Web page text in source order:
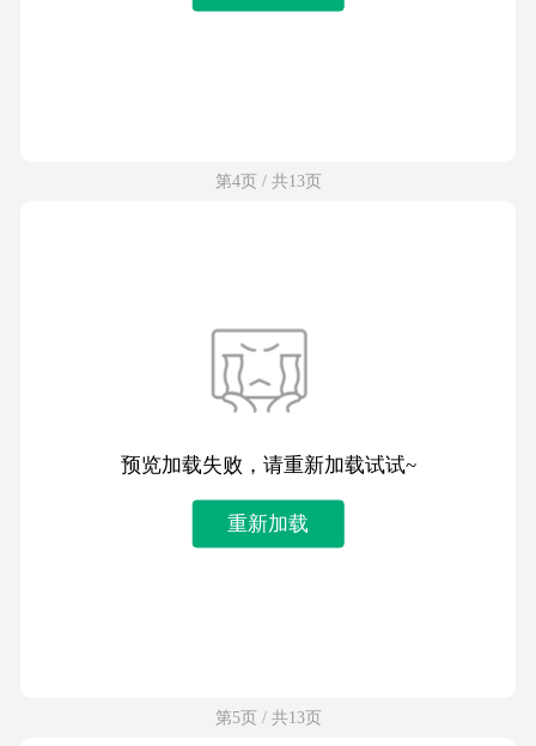
第4页 / 共13页
预览加载失败，请重新加载试试~
重新加载
第5页 / 共13页